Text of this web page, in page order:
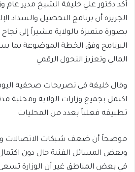
أكد دكتور علي خليفة الشيخ مدير عام
الجزيرة أن برنامج التحصيل والسداد
بصورة متميزة بالولاية مشيراً إلى نجاح
البرنامج وفق الخطة الموضوعة بما
المالي وتعزيز التحول الرقمي
وقال خليفة في تصريحات صحفية اليوم
اكتمل بجميع وزارات الولاية ومحلية
تطبيقه فعلياً بعدد من المحليات
موضحاً أن ضعف شبكات الاتصالات
وبعض المسائل الفنية حال دون
في بعض المناطق غير أن الوزارة